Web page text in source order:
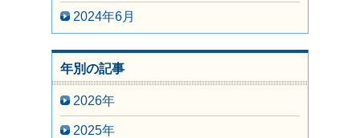
2024年6月
年別の記事
2026年
2025年